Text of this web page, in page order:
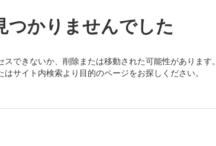
つかりませんでした
できないか、削除または移動された可能性があります。
サイト内検索より目的のページをお探しください。